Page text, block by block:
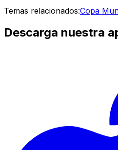
Temas relacionados:Copa
Descarga nuestra